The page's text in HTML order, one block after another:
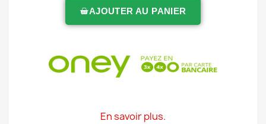
AJOUTER AU PANIER
En savoir plus.